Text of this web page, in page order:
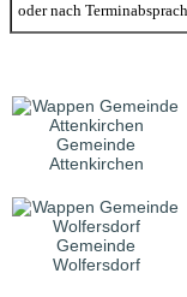
oder nach
Gemeinde
Attenkirchen
Gemeinde
Wolfersdorf